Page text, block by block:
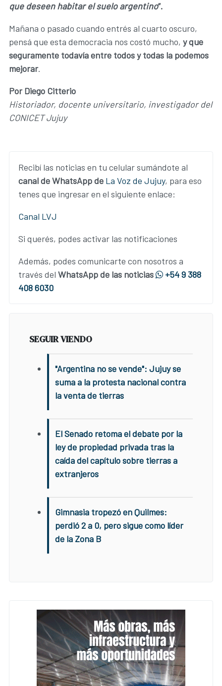
que deseen habitar el suelo argentino”.
Mañana o pasado cuando entrés al cuarto oscuro,
pensá que esta democracia nos costó mucho, y que
seguramente todavía entre todos y todas la podemos
mejorar.
PorDiego Citterio
Historiador, docente universitario, investigador del
CONICET Jujuy
Recibí las noticias en tu celular sumándote al
canal de WhatsApp de La Voz de Jujuy, para eso
tenes que ingresar en el siguiente enlace:
Canal LVJ
Si querés, podes activar las notificaciones
Además, podes comunicarte con nosotros a
través del WhatsApp de las noticias
+54 9 388
408 6030
SEGUIR VIENDO
"Argentina no se vende": Jujuy se
suma a la protesta nacional contra
la venta de tierras
El Senado retoma el debate por la
ley de propiedad privada tras la
caída del capítulo sobre tierras a
extranjeros
Gimnasia tropezó en Quilmes:
perdió 2 a 0, pero sigue como líder
de la Zona B